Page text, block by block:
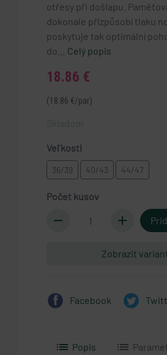
otřesy při došlapu.
dokonale přizpůsobí tlaku
poskytuje tak optimální
do… Celý popis
18.86 €
(18.86 €/par)
Veľkosti
36/39 40/43 44/47
Počet kusov
remove add
Zobrazit
Facebook
list Popis list